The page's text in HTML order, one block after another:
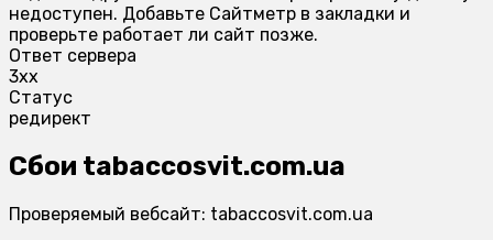
недоступен. Добавьте Сайтметр в закладки и
проверьте работает ли сайт позже.
Ответ сервера
3xx
Статус
редирект
Сбои tabaccosvit.com.ua
Проверяемый вебсайт: tabaccosvit.com.ua